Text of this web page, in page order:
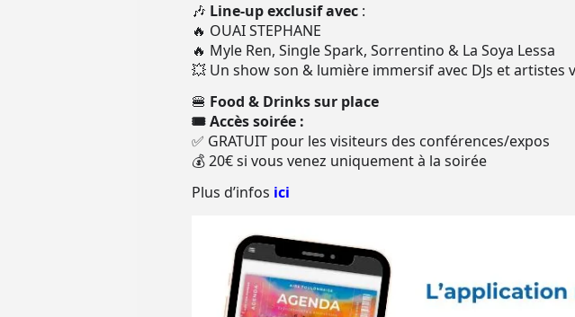
🎶 Line-up exclusif avec :
🔥 OUAI STEPHANE
🔥 Myle Ren, Single Spark, Sorrentino & La Soya Lessa
💥 Un show son & lumière immersif avec DJs et artistes
🍔 Food & Drinks sur place
🎟 Accès soirée :
✅ GRATUIT pour les visiteurs des conférences/expos
💰 20€ si vous venez uniquement à la soirée
Plus d’infos ici